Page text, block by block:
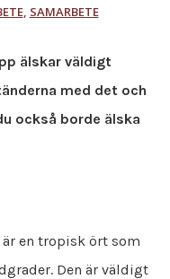
, SAMARBETE
älskar väldigt
med det och
också borde älska
en tropisk ört som
Den är väldigt